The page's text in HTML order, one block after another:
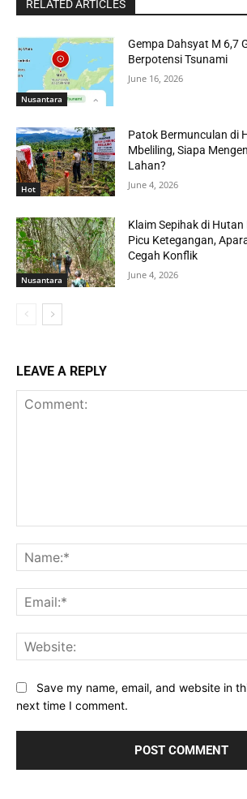
RELATED ARTICLES
Nusantara
Gempa Dahsyat M 6,7
Berpotensi Tsunami
June 16, 2026
Hot
Patok Bermunculan di
Mbeliling, Siapa
Lahan?
June 4, 2026
Nusantara
Klaim Sepihak di
Picu Ketegangan,
Cegah Konflik
June 4, 2026
LEAVE A REPLY
Save my name, email, and website in
next time I comment.